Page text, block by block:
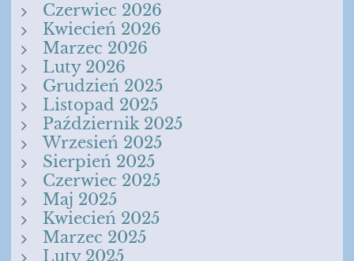
Czerwiec 2026
Kwiecień 2026
Marzec 2026
Luty 2026
Grudzień 2025
Listopad 2025
Październik 2025
Wrzesień 2025
Sierpień 2025
Czerwiec 2025
Maj 2025
Kwiecień 2025
Marzec 2025
Luty 2025